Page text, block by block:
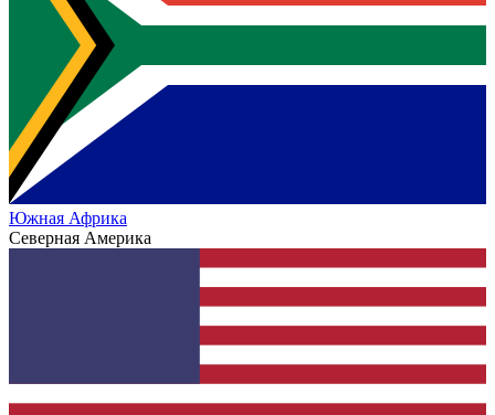
Южная Африка
Северная Америка